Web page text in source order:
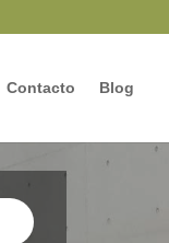
Contacto Blog